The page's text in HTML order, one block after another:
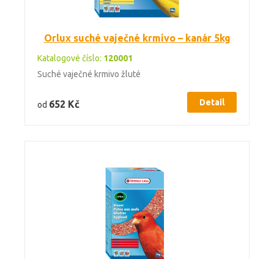
Orlux suché vaječné krmivo – kanár 5kg
Katalogové číslo: 120001
Suché vaječné krmivo žluté
od 652 Kč Detail